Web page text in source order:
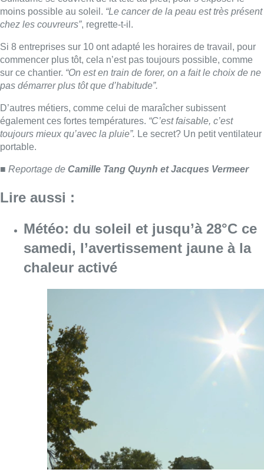
■ Reportage deCamille Tang Quynh et Jacques Vermeer
Lire aussi :
Météo: du soleil et jusqu’à 28°C ce
samedi, l’avertissement jaune à la
chaleur activé
08 août 2026Consulter l'article "Météo: du soleil et
Coups de feu sur fond de “rivalité
amoureuse” à Uccle: une personne
blessée à la jambe